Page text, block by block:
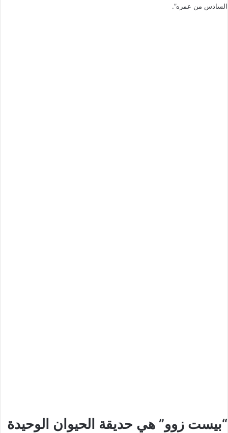
السادس من عمره”.
“بيست زوو” هي حديقة الحيوان الوحيدة